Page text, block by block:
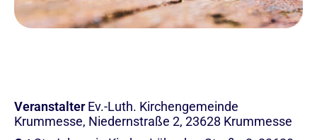
Veranstalter Ev.-Luth. Kirchengemeinde
Krummesse, Niedernstraße 2, 23628 Krummesse